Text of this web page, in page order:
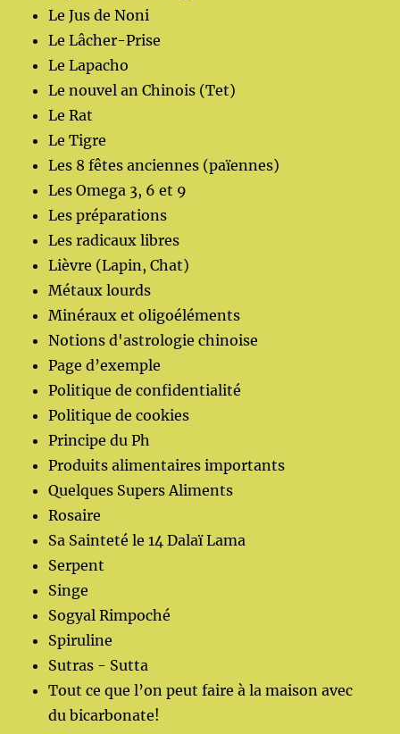
Le Jus de Noni
Le Lâcher-Prise
Le Lapacho
Le nouvel an Chinois (Tet)
Le Rat
Le Tigre
Les 8 fêtes anciennes (païennes)
Les Omega 3, 6 et 9
Les préparations
Les radicaux libres
Lièvre (Lapin, Chat)
Métaux lourds
Minéraux et oligoéléments
Notions d'astrologie chinoise
Page d’exemple
Politique de confidentialité
Politique de cookies
Principe du Ph
Produits alimentaires importants
Quelques Supers Aliments
Rosaire
Sa Sainteté le 14 Dalaï Lama
Serpent
Singe
Sogyal Rimpoché
Spiruline
Sutras - Sutta
Tout ce que l’on peut faire à la maison avec
du bicarbonate!